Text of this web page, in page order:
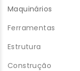
Maquinários
Ferramentas
Estrutura
Construção